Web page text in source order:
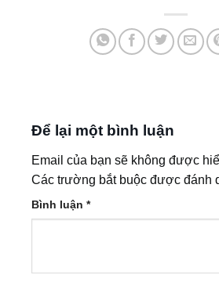
Để lại một bình luận
Email của bạn sẽ không được
Các trường bắt buộc được đánh
Bình luận *